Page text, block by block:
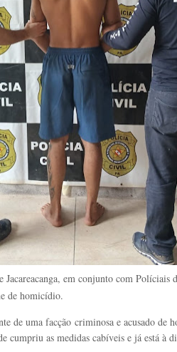
em conjunto com Políciais
de homicídio.
de uma facção criminosa e acusado
as medidas cabíveis e já está à